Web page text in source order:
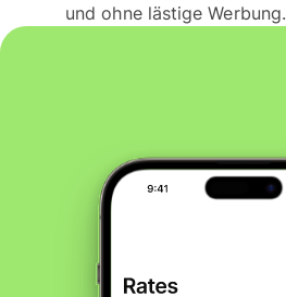
und ohne lästige Werbung.